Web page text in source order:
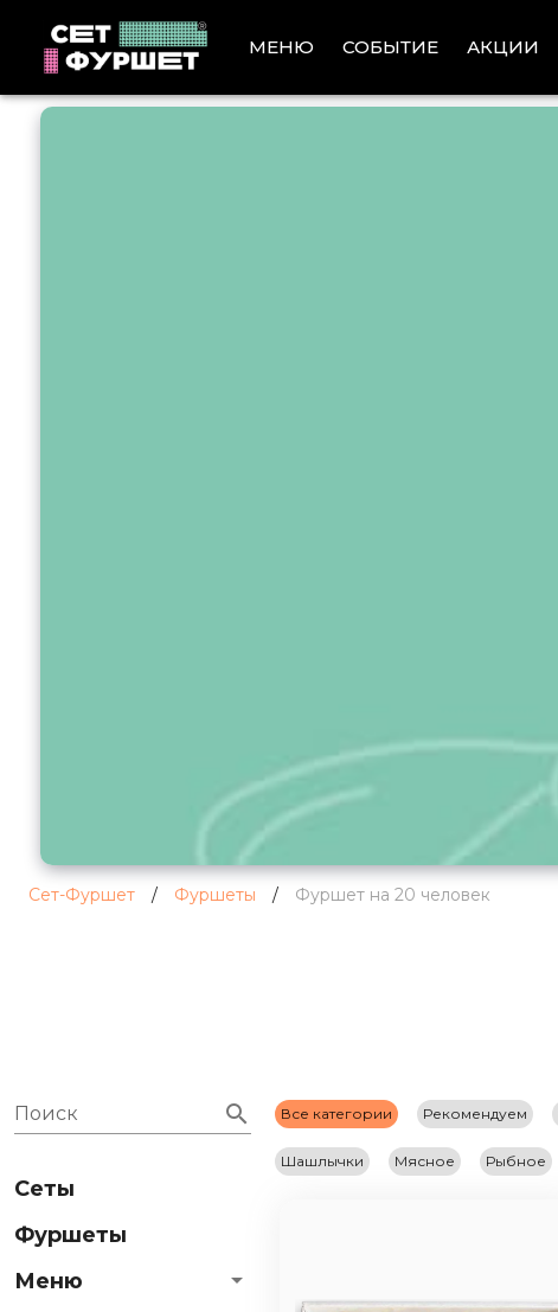
МЕНЮ СОБЫТИЕ АКЦИИ
Сет-Фуршет / Фуршеты / Фуршет на 20 человек
Поиск
Сеты
Фуршеты
Меню
Все категории Рекомендуем
Шашлычки Мясное Рыбное